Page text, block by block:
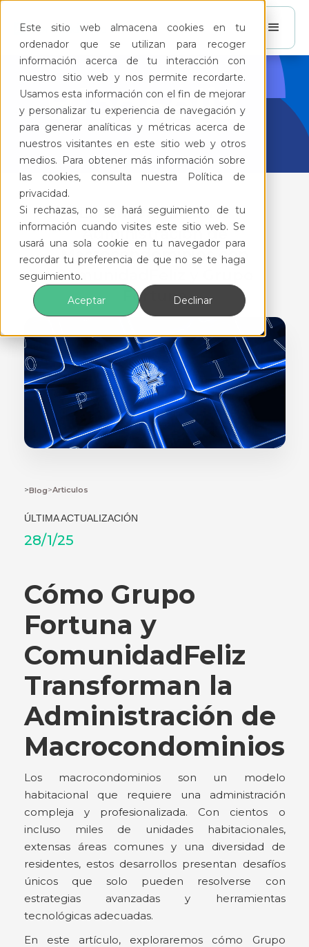
Este sitio web almacena cookies en tu
ordenador que se utilizan para recoger
información acerca de tu interacción con
nuestro sitio web y nos permite recordarte.
Usamos esta información con el fin de mejorar
y personalizar tu experiencia de navegación y
para generar analíticas y métricas acerca de
nuestros visitantes en este sitio web y otros
medios. Para obtener más información sobre
las cookies, consulta nuestra Política de
privacidad.
Si rechazas, no se hará seguimiento de tu
información cuando visites este sitio web. Se
usará una sola cookie en tu navegador para
recordar tu preferencia de que no se te haga
seguimiento.
Aceptar
Declinar
BlogFeliz
La Innovación en la
Administración de
Macrocondominios con
ComunidadFeliz y Grupo
Fortuna
>Blog>Articulos
ÚLTIMA ACTUALIZACIÓN
28/1/25
Cómo Grupo
Fortuna y
ComunidadFeliz
Transforman la
Administración de
Macrocondominios
Los macrocondominios son un modelo
habitacional que requiere una administración
compleja y profesionalizada. Con cientos o
incluso miles de unidades habitacionales,
extensas áreas comunes y una diversidad de
residentes, estos desarrollos presentan desafíos
únicos que solo pueden resolverse con
estrategias avanzadas y herramientas
tecnológicas adecuadas.
En este artículo, exploraremos cómo Grupo